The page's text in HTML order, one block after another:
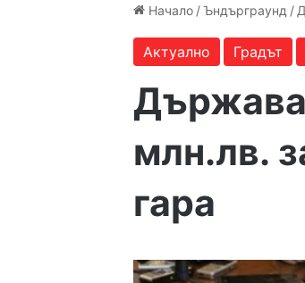
Начало / Ъндърграунд /
Актуално Градът
млн.лв.
гара